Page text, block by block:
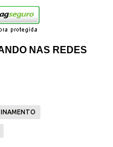
NAS REDES